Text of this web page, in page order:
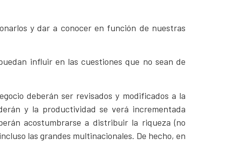
y dar a conocer en función de nuestras
influir en las cuestiones que no sean de
deberán ser revisados y modificados a la
y la productividad se verá incrementada
acostumbrarse a distribuir la riqueza (no
las grandes multinacionales. De hecho, en